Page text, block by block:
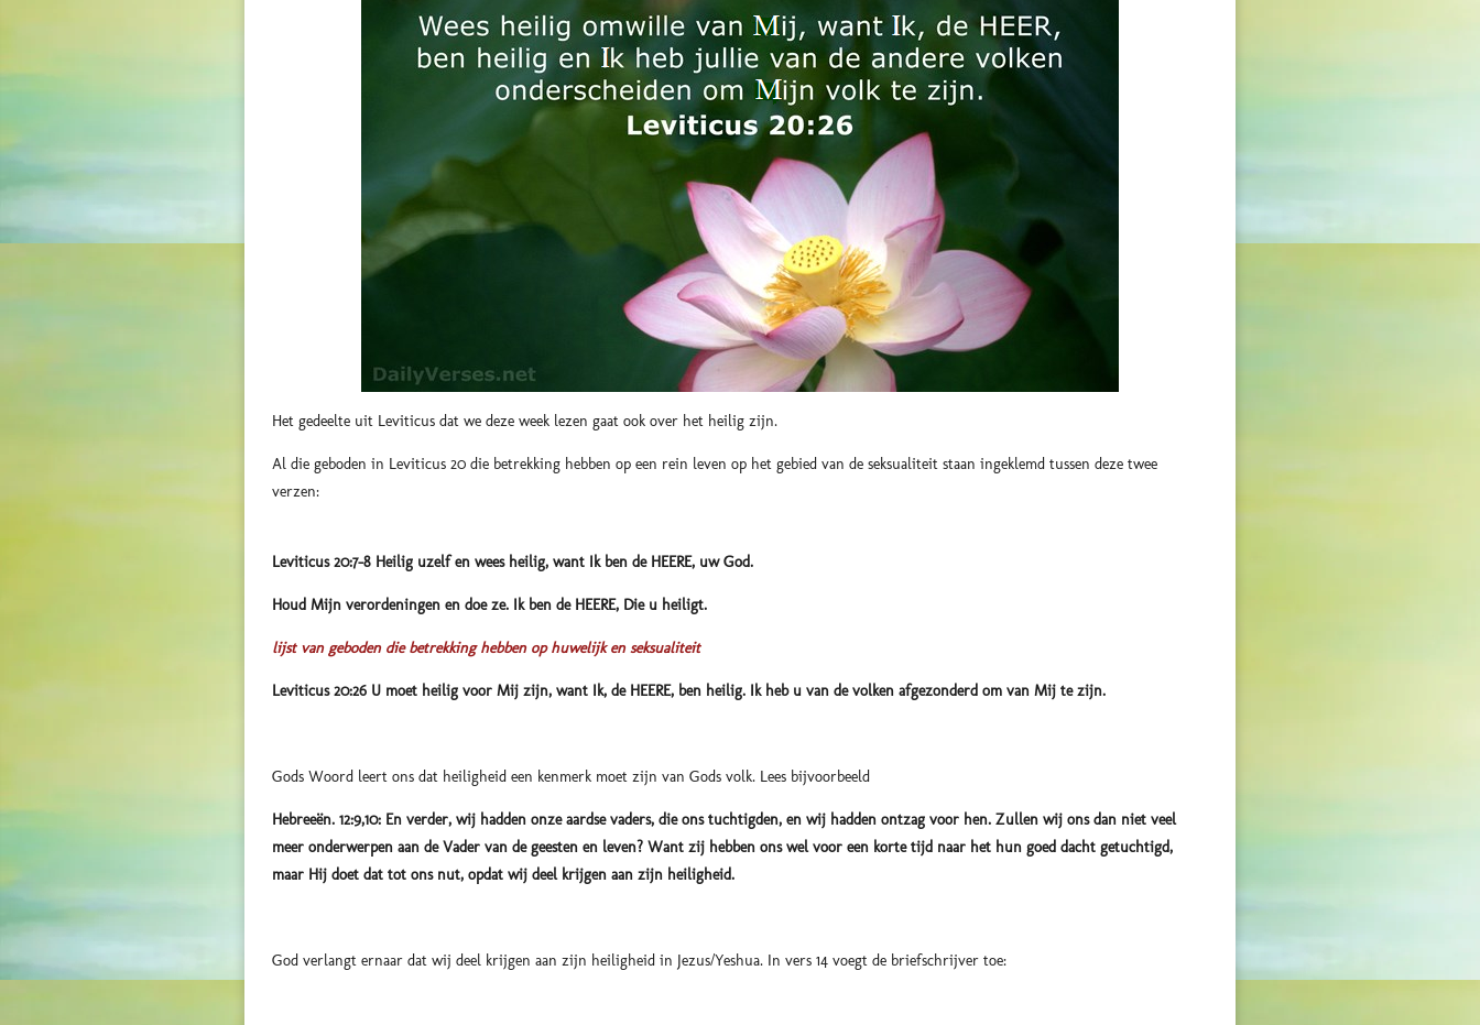
Het gedeelte uit Leviticus dat we deze week lezen gaat ook over het heilig zijn.
Al die geboden in Leviticus 20 die betrekking hebben op een rein leven op het gebied van de seksualiteit staan ingeklemd tussen deze twee
verzen:
Leviticus 20:7-8 Heilig uzelf en wees heilig, want Ik ben de HEERE, uw God.
Houd Mijn verordeningen en doe ze. Ik ben de HEERE, Die u heiligt.
lijst van geboden die betrekking hebben op huwelijk en seksualiteit
Leviticus 20:26 U moet heilig voor Mij zijn, want Ik, de HEERE, ben heilig. Ik heb u van de volken afgezonderd om van Mij te zijn.
Gods Woord leert ons dat heiligheid een kenmerk moet zijn van Gods volk. Lees bijvoorbeeld
Hebreeën. 12:9,10: En verder, wij hadden onze aardse vaders, die ons tuchtigden, en wij hadden ontzag voor hen. Zullen wij ons dan niet veel
meer onderwerpen aan de Vader van de geesten en leven? Want zij hebben ons wel voor een korte tijd naar het hun goed dacht getuchtigd,
maar Hij doet dat tot ons nut, opdat wij deel krijgen aan zijn heiligheid.
God verlangt ernaar dat wij deel krijgen aan zijn heiligheid in Jezus/Yeshua. In vers 14 voegt de briefschrijver toe: